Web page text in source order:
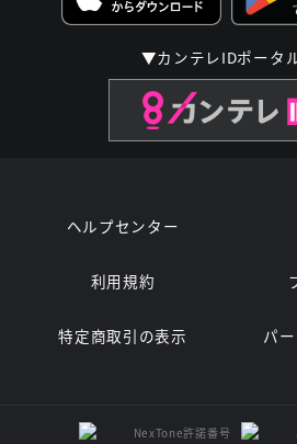
▼カンテレIDポータ
ヘルプセンター
利用規約
特定商取引の表示
パ
NexTone許諾番号